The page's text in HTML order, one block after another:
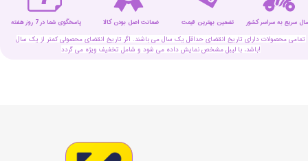
تمامی محصولات دارای تاریخ انقضای حداقل یک سال می باشند. اگر تاریخ انقضای محصولی کمتر از یک سال
باشد، با لیبل مشخص نمایش داده می شود و شامل تخفیف ویژه می گردد!
ضمانت اصل بودن کالا تضمین بهترین قیمت پاسخگوی شما در 7 روز هفته سریع به سراسر کشور